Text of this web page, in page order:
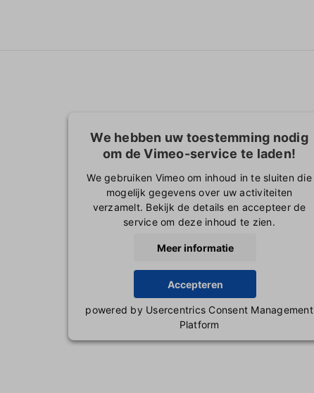
We hebben uw toestemming nodig
om de Vimeo-service te laden!
We gebruiken Vimeo om inhoud in te sluiten die
mogelijk gegevens over uw activiteiten
verzamelt. Bekijk de details en accepteer de
service om deze inhoud te zien.
Meer informatie
Accepteren
powered by Usercentrics Consent Management
Platform